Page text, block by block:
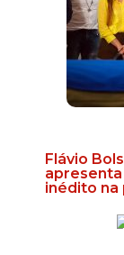
Flávio
inédito na